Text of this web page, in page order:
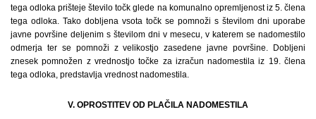
tega odloka prišteje število točk glede na komunalno opremljenost iz 5. člena
tega odloka. Tako dobljena vsota točk se pomnoži s številom dni uporabe
javne površine deljenim s številom dni v mesecu, v katerem se nadomestilo
odmerja ter se pomnoži z velikostjo zasedene javne površine. Dobljeni
znesek pomnožen z vrednostjo točke za izračun nadomestila iz 19. člena
tega odloka, predstavlja vrednost nadomestila.
V. OPROSTITEV OD PLAČILA NADOMESTILA